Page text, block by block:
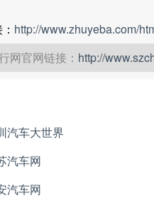
http://www.zhuyeba.com/
网官网链接： http://
汽车大世界
汽车网
汽车网